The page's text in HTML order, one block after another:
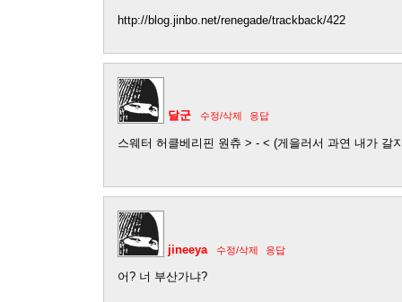
http://blog.jinbo.net/renegade/trackback/422
달군 수정/삭제 응답
스웨터 허클베리핀 원츄 > - < (게을러서 과연 내가 갈
jineeya 수정/삭제 응답
어? 너 부산가냐?